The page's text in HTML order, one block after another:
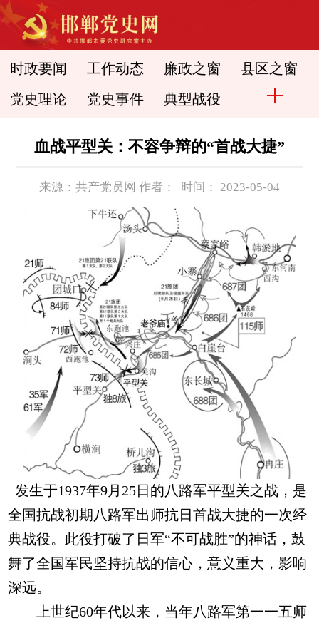
时政要闻 工作动态 廉政之窗 县区之窗
党史理论 党史事件 典型战役
血战平型关：不容争辩的“首战大捷”
来源：共产党员网 作者： 时间： 2023-05-04
发生于1937年9月25日的八路军平型关之战，是
全国抗战初期八路军出师抗日首战大捷的一次经
典战役。此役打破了日军“不可战胜”的神话，鼓
舞了全国军民坚持抗战的信心，意义重大，影响
深远。
上世纪60年代以来，当年八路军第一一五师